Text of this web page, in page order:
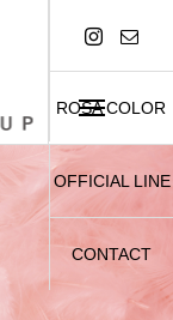
ROSA COLOR
OFFICIAL LINE
CONTACT